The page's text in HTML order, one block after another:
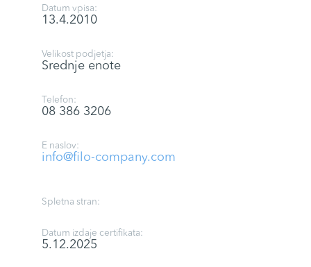
Datum vpisa:
13.4.2010
Velikost podjetja:
Srednje enote
Telefon:
08 386 3206
E naslov:
info@filo-company.com
Spletna stran:
Datum izdaje certifikata:
5.12.2025